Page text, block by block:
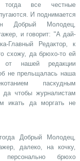
все честные
И поднимается
Добрый Молодец,
и говорит: "А дай-
Главный Редактор, к
схожу, да брюхо-то ей
от нашей редакции
не прельщалась наша
паскудным
да чтобы журналистам
икать да моргать не
Добрый Молодец,
далеко, на кочку,
персонально брюхо